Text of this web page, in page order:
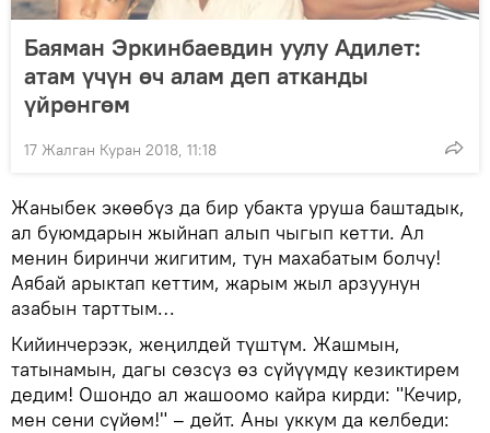
Баяман Эркинбаевдин уулу Адилет:
атам үчүн өч алам деп атканды
үйрөнгөм
17 Жалган Куран 2018, 11:18
Жаныбек экөөбүз да бир убакта уруша баштадык,
ал буюмдарын жыйнап алып чыгып кетти. Ал
менин биринчи жигитим, тун махабатым болчу!
Аябай арыктап кеттим, жарым жыл арзуунун
азабын тарттым…
Кийинчерээк, жеңилдей түштүм. Жашмын,
татынамын, дагы сөзсүз өз сүйүүмдү кезиктирем
дедим! Ошондо ал жашоомо кайра кирди: "Кечир,
мен сени сүйөм!" – дейт. Аны уккум да келбеди: